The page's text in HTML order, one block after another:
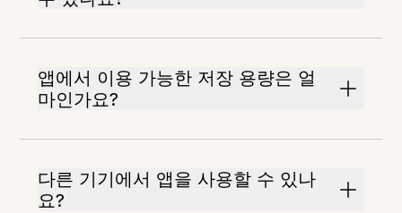
앱에서 이용 가능한 저장 용량은 얼
마인가요?
다른 기기에서 앱을 사용할 수 있나
요?